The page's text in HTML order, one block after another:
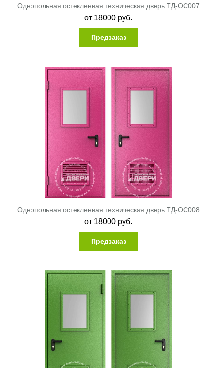
Однопольная остекленная техническая дверь ТД-ОС007
от 18000 руб.
Предзаказ
Однопольная остекленная техническая дверь ТД-ОС008
от 18000 руб.
Предзаказ